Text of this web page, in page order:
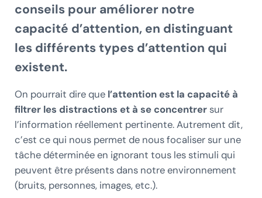
conseils pour améliorer notre
capacité d’attention, en distinguant
les différents types d’attention qui
existent.
On pourrait dire que l’attention est la capacité à
filtrer les distractions et à se concentrer sur
l’information réellement pertinente. Autrement dit,
c’est ce qui nous permet de nous focaliser sur une
tâche déterminée en ignorant tous les stimuli qui
peuvent être présents dans notre environnement
(bruits, personnes, images, etc.).